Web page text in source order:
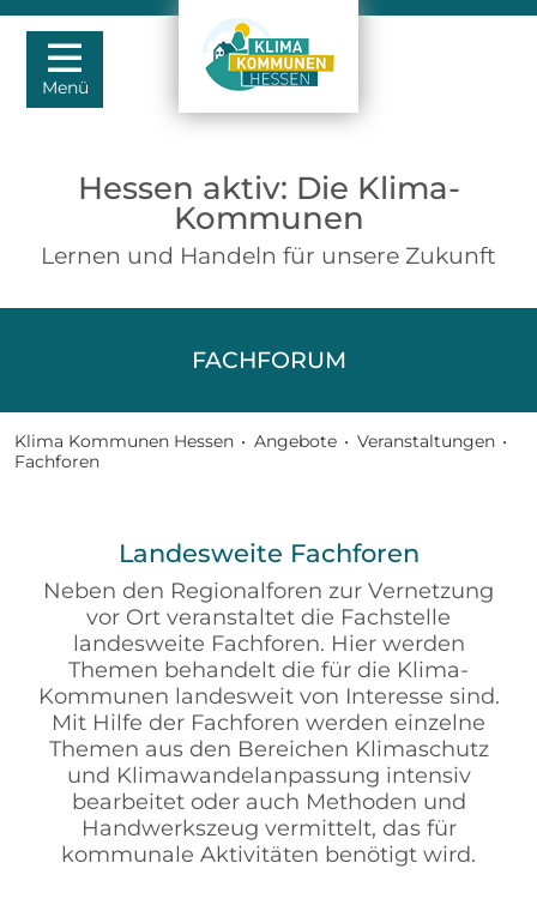
Menü
Hessen aktiv: Die Klima-
Kommunen
Lernen und Handeln für unsere Zukunft
FACHFORUM
Klima Kommunen Hessen • Angebote • Veranstaltungen •
Fachforen
Landesweite Fachforen
Neben den Regionalforen zur Vernetzung
vor Ort veranstaltet die Fachstelle
landesweite Fachforen. Hier werden
Themen behandelt die für die Klima-
Kommunen landesweit von Interesse sind.
Mit Hilfe der Fachforen werden einzelne
Themen aus den Bereichen Klimaschutz
und Klimawandelanpassung intensiv
bearbeitet oder auch Methoden und
Handwerkszeug vermittelt, das für
kommunale Aktivitäten benötigt wird.